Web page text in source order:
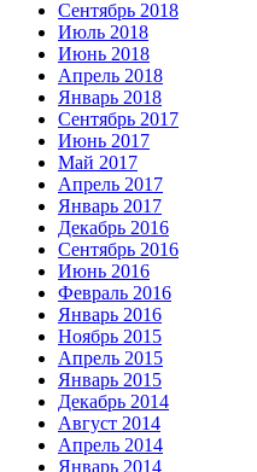
Сентябрь 2018
Июль 2018
Июнь 2018
Апрель 2018
Январь 2018
Сентябрь 2017
Июнь 2017
Май 2017
Апрель 2017
Январь 2017
Декабрь 2016
Сентябрь 2016
Июнь 2016
Февраль 2016
Январь 2016
Ноябрь 2015
Апрель 2015
Январь 2015
Декабрь 2014
Август 2014
Апрель 2014
Январь 2014